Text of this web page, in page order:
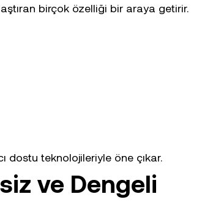
birçok özelliği bir araya getirir.
dostu teknolojileriyle öne çıkar.
ve Dengeli